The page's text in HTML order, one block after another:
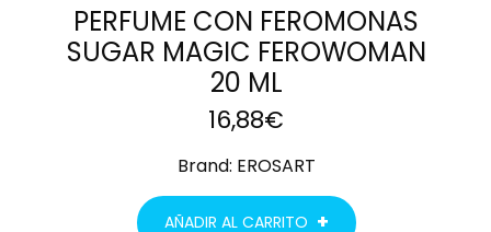
PERFUME CON FEROMONAS
SUGAR MAGIC FEROWOMAN
20 ML
16,88€
Brand: EROSART
AÑADIR AL CARRITO